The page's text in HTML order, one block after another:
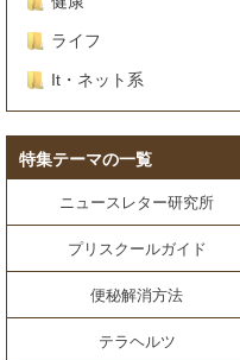
ライフ
It・ネット系
特集テーマの一覧
ニュースレター研究所
プリスクールガイド
便秘解消方法
テラヘルツ